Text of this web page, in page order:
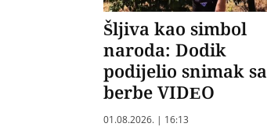
Šljiva kao simbol
naroda: Dodik
podijelio snimak sa
berbe VIDEO
01.08.2026. | 16:13